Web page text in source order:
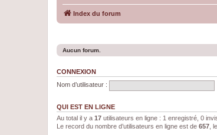
Index du forum
Aucun forum.
CONNEXION
Nom d’utilisateur :
QUI EST EN LIGNE
Au total il y a 17 utilisateurs en ligne : 1 enregistré, 0
Le record du nombre d’utilisateurs en ligne est de 657 ,